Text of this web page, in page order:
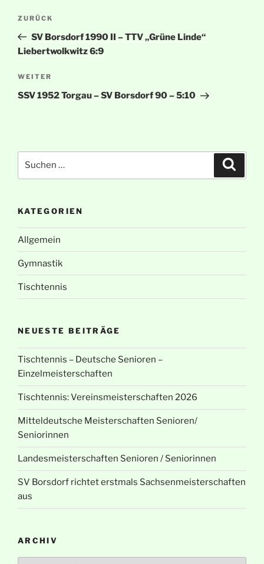
Beitragsnavigation
Vorheriger
Beitrag
ZURÜCK
SV Borsdorf 1990 II – TTV „Grüne Linde“
Liebertwolkwitz 6:9
Nächster
Beitrag
WEITER
SSV 1952 Torgau – SV Borsdorf 90 – 5:10
nach:
KATEGORIEN
Allgemein
Gymnastik
Tischtennis
NEUESTE BEITRÄGE
Tischtennis – Deutsche Senioren –
Einzelmeisterschaften
Tischtennis: Vereinsmeisterschaften 2026
Mitteldeutsche Meisterschaften Senioren/
Seniorinnen
Landesmeisterschaften Senioren / Seniorinnen
SV Borsdorf richtet erstmals Sachsenmeisterschaften
aus
ARCHIV